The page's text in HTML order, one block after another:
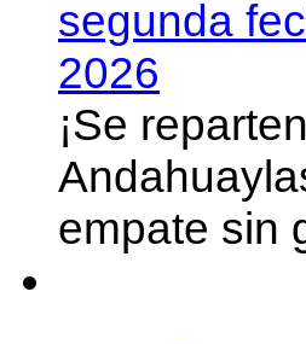
segunda
2026
¡Se
empate sin